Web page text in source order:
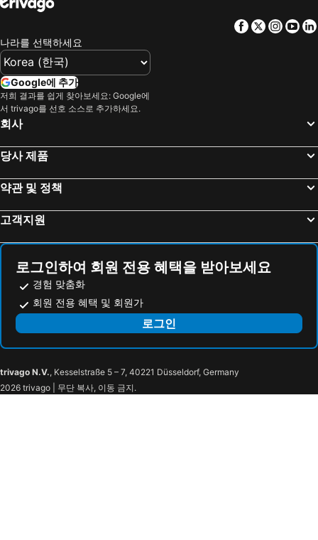
경상북도 호텔
Daskaleio_Kerateas 호텔
Megara 호텔
Rafina 호텔
Facebook
Twitter
나라를 선택하세요
Google에 추가
저희 결과를 쉽게 찾아보세요: Google에
서 trivago를 선호 소스로 추가하세요.
회사
당사 제품
약관 및 정책
고객지원
로그인하여 회원 전용 혜택을 받아보세요
경험 맞춤화
회원 전용 혜택 및 회원가
로그인
trivago N.V., Kesselstraße 5 – 7, 40221 Düsseldorf, Germany
2026 trivago | 무단 복사, 이동 금지.